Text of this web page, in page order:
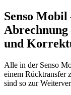
Senso
und
Alle in der Senso
einem Rücktransfer
sind so zur